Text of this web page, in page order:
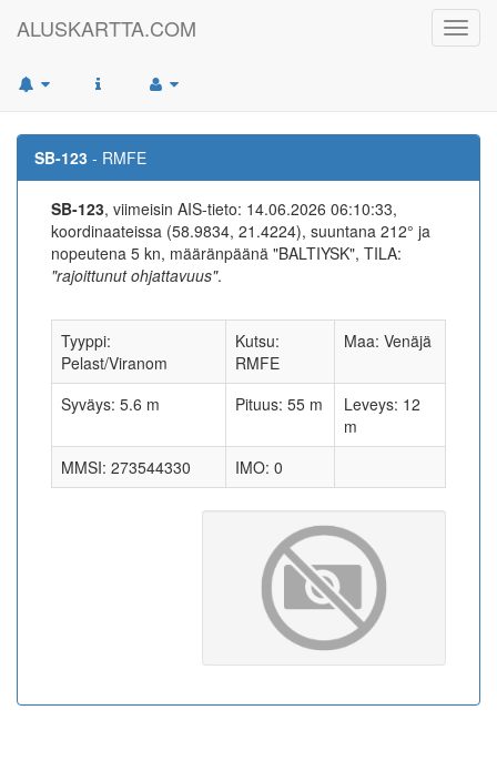
ALUSKARTTA.COM
SB-123 - RMFE
SB-123, viimeisin AIS-tieto: 14.06.2026 06:10:33,
koordinaateissa (58.9834, 21.4224), suuntana 212° ja
nopeutena 5 kn, määränpäänä "BALTIYSK", TILA:
"rajoittunut ohjattavuus".
Tyyppi:
Pelast/Viranom
Kutsu:
RMFE
Maa: Venäjä
Syväys: 5.6 m Pituus: 55 m
Leveys: 12
m
MMSI: 273544330
IMO: 0